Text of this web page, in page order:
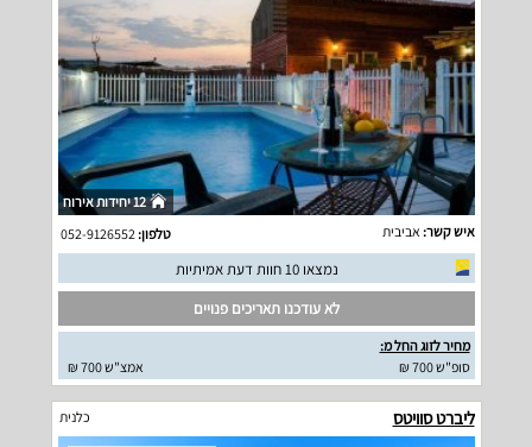
12 יחידות אירוח
איש קשר: אביבית טלפון:052-9126552
נמצאו 10 חוות דעת אמיתיות
לא עודכנו תאריכים פנויים
מחיר לזוג החל מ:
סופ"ש 700 ₪
אמצ"ש 700 ₪
ליברט סוויטס כלנית